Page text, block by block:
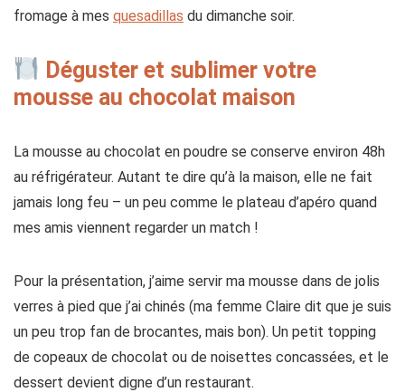
fromage à mes quesadillas du dimanche soir.
Déguster et sublimer votre
mousse au chocolat maison
La mousse au chocolat en poudre se conserve environ 48h
au réfrigérateur. Autant te dire qu’à la maison, elle ne fait
jamais long feu – un peu comme le plateau d’apéro quand
mes amis viennent regarder un match !
Pour la présentation, j’aime servir ma mousse dans de jolis
verres à pied que j’ai chinés (ma femme Claire dit que je suis
un peu trop fan de brocantes, mais bon). Un petit topping
de copeaux de chocolat ou de noisettes concassées, et le
dessert devient digne d’un restaurant.